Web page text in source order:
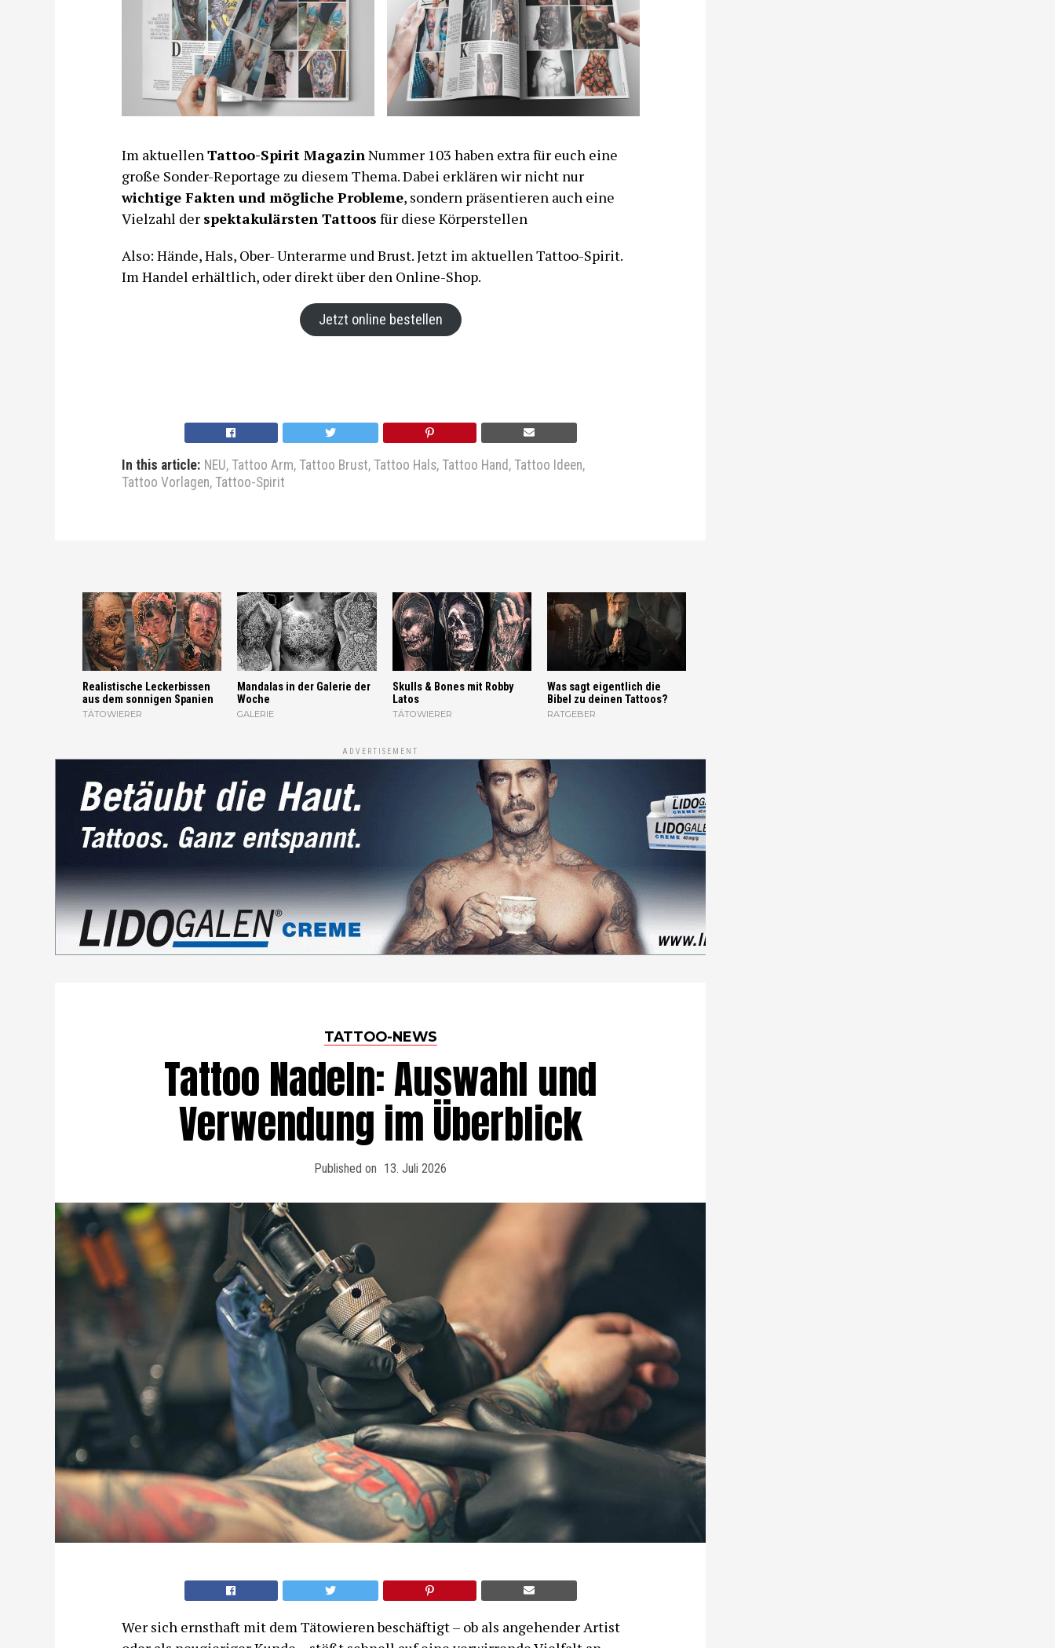
Im aktuellenTattoo-Spirit MagazinNummer 103 haben extra für euch eine
große Sonder-Reportage zu diesem Thema. Dabei erklären wir nicht nur
wichtige Fakten und mögliche Probleme, sondern präsentieren auch eine
Vielzahl der spektakulärsten Tattoos für diese Körperstellen
Also: Hände, Hals, Ober- Unterarme und Brust. Jetzt im aktuellen Tattoo-Spirit.
Im Handel erhältlich, oder direkt über den Online-Shop.
Jetzt online bestellen
In this article: NEU, Tattoo Arm, Tattoo Brust, Tattoo Hals, Tattoo Hand , Tattoo Ideen,
Tattoo Vorlagen, Tattoo-Spirit
Realistische Leckerbissen
aus dem sonnigen Spanien
TÄTOWIERER
Mandalas in der Galerie der
Woche
GALERIE
Skulls & Bones mit Robby
Latos
TÄTOWIERER
Was sagt eigentlich die
Bibel zu deinen Tattoos?
RATGEBER
ADVERTISEMENT
TATTOO-NEWS
Tattoo Nadeln: Auswahl und
Verwendung im Überblick
Published on 13. Juli 2026
Wer sich ernsthaft mit dem Tätowieren beschäftigt – ob als angehender Artist